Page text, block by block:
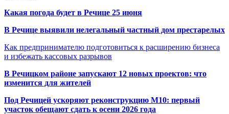
Какая погода будет в Речице 25 июня
В Речице выявили нелегальный частный дом престарелых
Как предпринимателю подготовиться к расширению бизнеса
и избежать кассовых разрывов
В Речицком районе запускают 12 новых проектов: что
изменится для жителей
Под Речицей ускоряют реконструкцию М10: первый
участок обещают сдать к осени 2026 года